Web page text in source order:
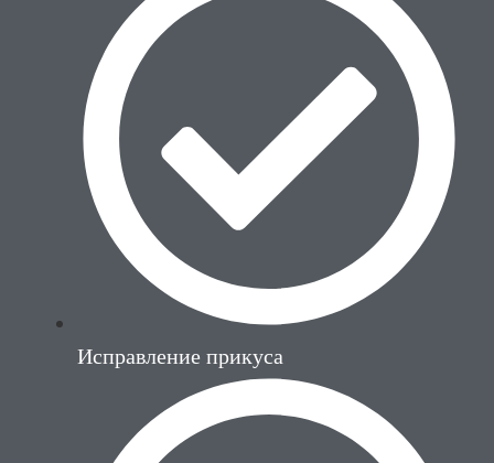
Исправление прикуса